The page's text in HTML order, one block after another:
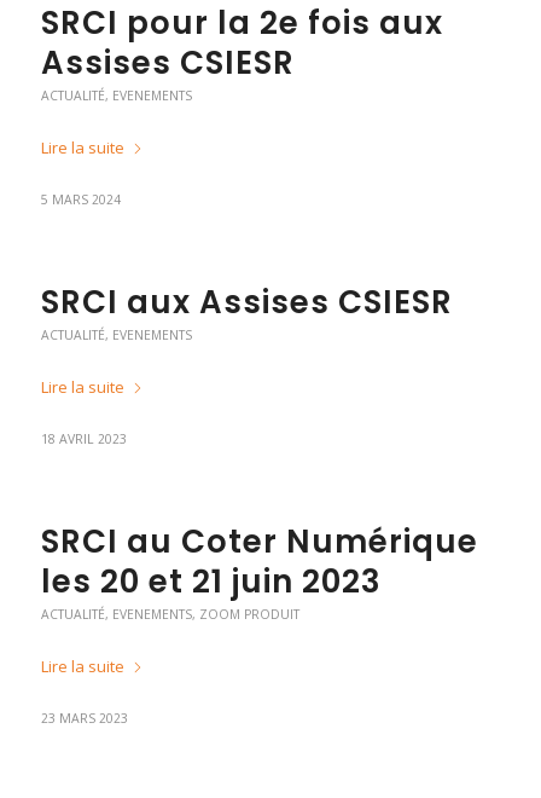
SRCI pour la 2e fois aux
Assises CSIESR
ACTUALITÉ, EVENEMENTS
Lire la suite
5 MARS 2024
SRCI aux Assises CSIESR
ACTUALITÉ, EVENEMENTS
Lire la suite
18 AVRIL 2023
SRCI au Coter Numérique
les 20 et 21 juin 2023
ACTUALITÉ, EVENEMENTS, ZOOM PRODUIT
Lire la suite
23 MARS 2023